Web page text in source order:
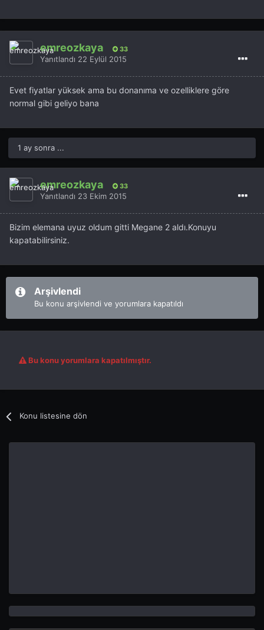
emreozkaya 33
Yanıtlandı 22 Eylül 2015
Evet fiyatlar yüksek ama bu donanıma ve ozelliklere göre
normal gibi geliyo bana
1 ay sonra ...
emreozkaya 33
Yanıtlandı 23 Ekim 2015
Bizim elemana uyuz oldum gitti Megane 2 aldı.Konuyu
kapatabilirsiniz.
Arşivlendi
Bu konu arşivlendi ve yorumlara kapatıldı
Bu konu yorumlara kapatılmıştır.
Konu listesine dön